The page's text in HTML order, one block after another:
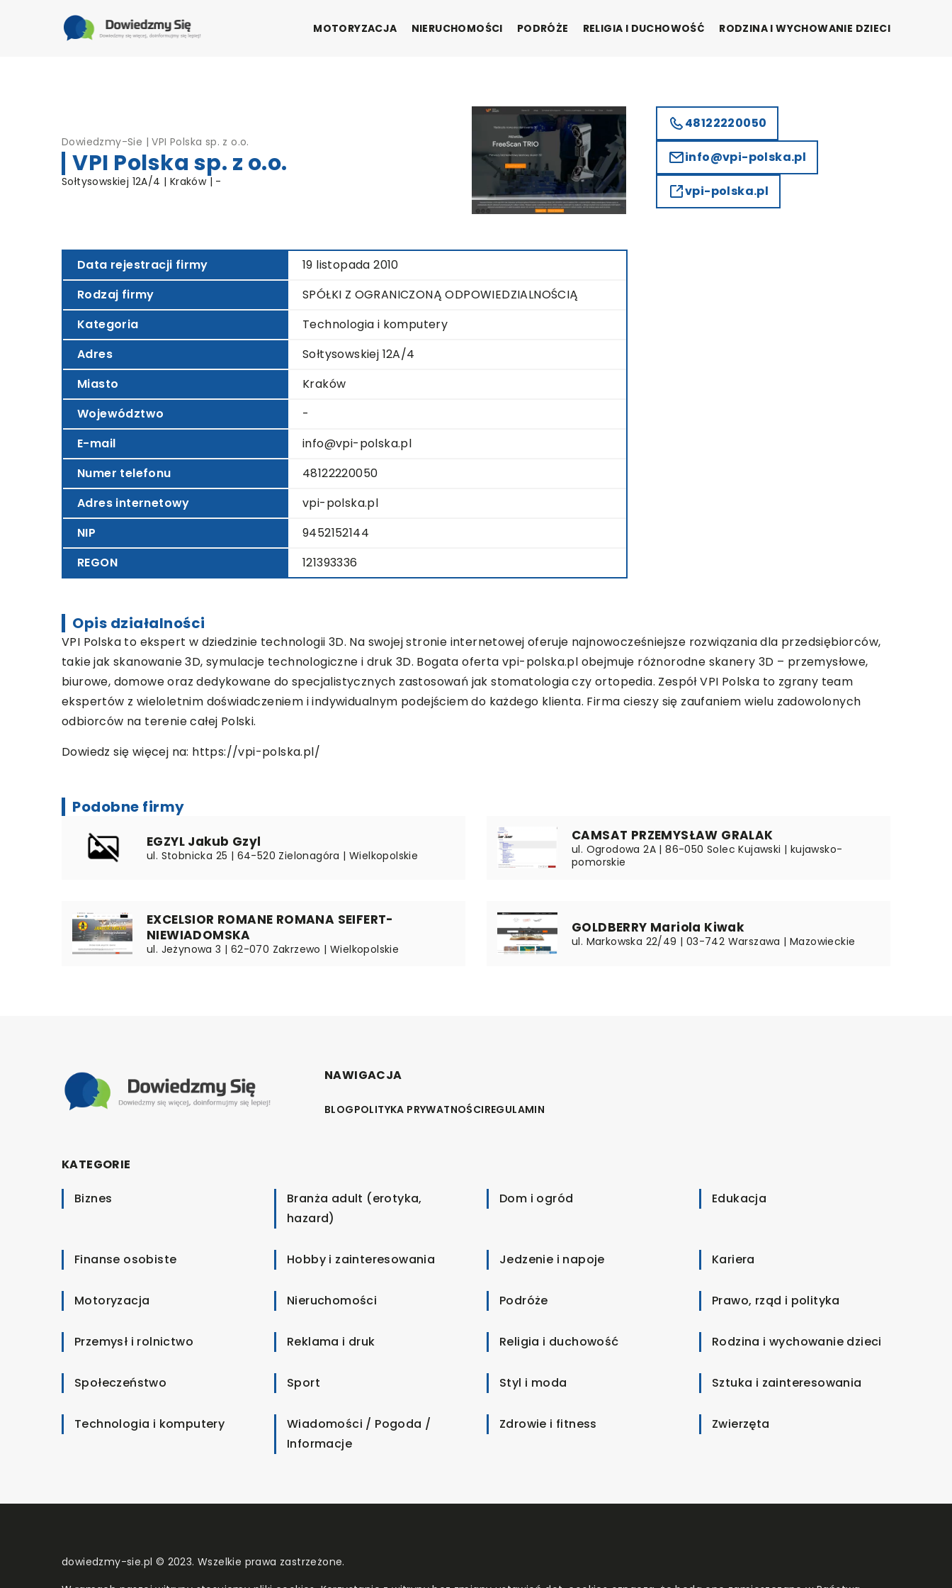
MOTORYZACJA NIERUCHOMOŚCI PODRÓŻE RELIGIA I DUCHOWOŚĆ RODZINA I WYCHOWANIE DZIECI
Dowiedzmy-Sie |VPI Polska sp. z o.o.
VPI Polska sp. z o.o.
Sołtysowskiej 12A/4 | Kraków | -
Data rejestracji firmy
19 listopada 2010
Rodzaj firmy
SPÓŁKI Z OGRANICZONĄ ODPOWIEDZIALNOŚCIĄ
Kategoria
Technologia i komputery
Adres
Sołtysowskiej 12A/4
Miasto
Kraków
Województwo
-
E-mail
info@vpi-polska.pl
Numer telefonu
48122220050
Adres internetowy
vpi-polska.pl
NIP
9452152144
REGON
121393336
48122220050
info@vpi-polska.pl
vpi-polska.pl
Opis działalności
VPI Polska to ekspert w dziedzinie technologii 3D. Na swojej stronie internetowej oferuje najnowocześniejsze rozwiązania dla przedsiębiorców,
takie jak skanowanie 3D, symulacje technologiczne i druk 3D. Bogata oferta vpi-polska.pl obejmuje różnorodne skanery 3D – przemysłowe,
biurowe, domowe oraz dedykowane do specjalistycznych zastosowań jak stomatologia czy ortopedia. Zespół VPI Polska to zgrany team
ekspertów z wieloletnim doświadczeniem i indywidualnym podejściem do każdego klienta. Firma cieszy się zaufaniem wielu zadowolonych
odbiorców na terenie całej Polski.
Dowiedz się więcej na: https://vpi-polska.pl/
Podobne firmy
EGZYL Jakub Gzyl
ul. Stobnicka 25 | 64-520 Zielonagóra | Wielkopolskie
CAMSAT PRZEMYSŁAW GRALAK
ul. Ogrodowa 2A | 86-050 Solec Kujawski | kujawsko-
pomorskie
EXCELSIOR ROMANE ROMANA SEIFERT-
NIEWIADOMSKA
ul. Jeżynowa 3 | 62-070 Zakrzewo | Wielkopolskie
GOLDBERRY Mariola Kiwak
ul. Markowska 22/49 | 03-742 Warszawa | Mazowieckie
NAWIGACJA
BLOGPOLITYKA PRYWATNOŚCIREGULAMIN
KATEGORIE
Biznes
Branża adult (erotyka,
hazard)
Dom i ogród Edukacja
Finanse osobiste Hobby i zainteresowania Jedzenie i napoje Kariera
Motoryzacja Nieruchomości Podróże Prawo, rząd i polityka
Przemysł i rolnictwo Reklama i druk Religia i duchowość Rodzina i wychowanie dzieci
Społeczeństwo Sport Styl i moda Sztuka i zainteresowania
Technologia i komputery
Wiadomości / Pogoda /
Informacje
Zdrowie i fitness Zwierzęta
dowiedzmy-sie.pl © 2023. Wszelkie prawa zastrzeżone.